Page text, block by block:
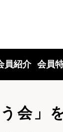
員紹介 会員
会」